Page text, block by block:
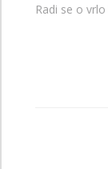
Radi se o